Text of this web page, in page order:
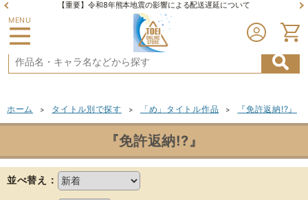
【重要】令和8年熊本地震の影響による配送遅延について
MENU
ホーム > タイトル別で探す > 「め」タイトル作品 > 『免許返納!?』
『免許返納!?』
並べ替え：